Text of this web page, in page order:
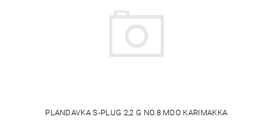
PLANDAVKA S-PLUG 2,2 G NO.8 MOO KARIMAKKA